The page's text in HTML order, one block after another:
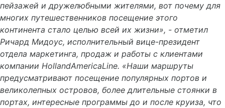
пейзажей и дружелюбными жителями, вот почему для
многих путешественников посещение этого
континента стало целью всей их жизни», - отметил
Ричард Мидоус, исполнительный вице-президент
отдела маркетинга, продаж и работы с клиентами
компании HollandAmericaLine. «Наши маршруты
предусматривают посещение популярных портов и
великолепных островов, более длительные стоянки в
портах, интересные программы до и после круиза, что